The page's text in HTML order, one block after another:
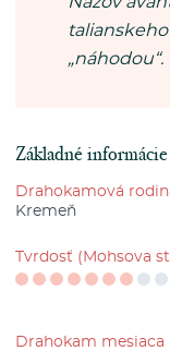
talianskeho
„náhodou“.
Základné informácie
Drahokamová
Kremeň
Tvrdosť (Mohsova
Drahokam mesiaca